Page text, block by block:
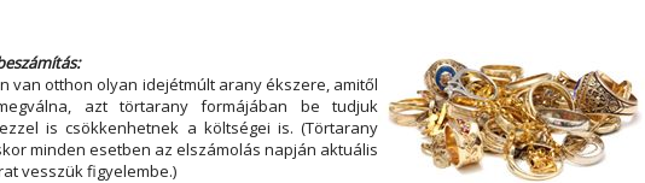
van otthon olyan idejétmúlt arany ékszere, amitől
azt törtarany formájában be tudjuk
is csökkenhetnek a költségei is. (Törtarany
minden esetben az elszámolás napján aktuális
vesszük figyelembe.)